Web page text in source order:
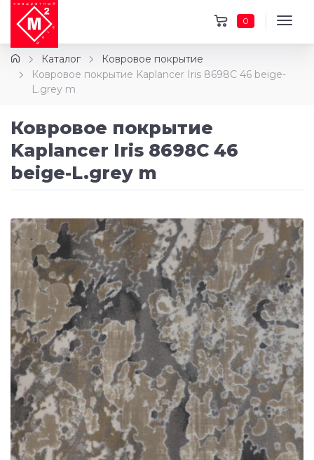
0
Каталог
Ковровое покрытие
Ковровое покрытие Kaplancer Iris 8698C 46 beige-
L.grey m
Ковровое покрытие
Kaplancer Iris 8698C 46
beige-L.grey m